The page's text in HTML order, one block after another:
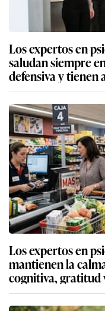
Los expertos en
saludan siempre
defensiva y tienen
Los expertos en
mantienen la
cognitiva, gratitud